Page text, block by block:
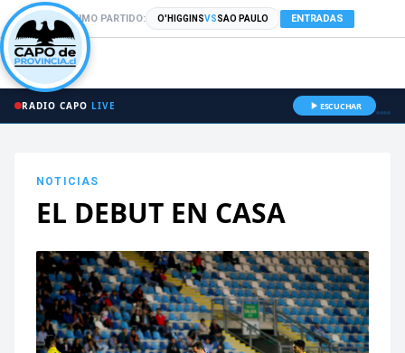
PRÓXIMO PARTIDO: O'HIGGINSVSSAO PAULO ENTRADAS
RADIO CAPO LIVE ESCUCHAR
NOTICIAS
EL DEBUT EN CASA